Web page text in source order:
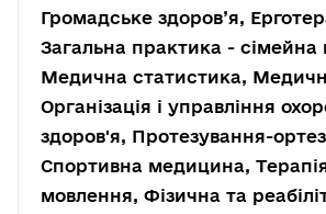
Громадське здоров’я,
Загальна практика -
Медична статистика,
Організація і управління
здоров'я, Протезування-
Спортивна медицина,
мовлення, Фізична та